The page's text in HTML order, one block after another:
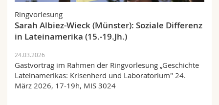
Ringvorlesung
Sarah Albiez-Wieck (Münster): Soziale Differenz
in Lateinamerika (15.-19.Jh.)
24.03.2026
Gastvortrag im Rahmen der Ringvorlesung „Geschichte
Lateinamerikas: Krisenherd und Laboratorium" 24.
März 2026, 17-19h, MIS 3024